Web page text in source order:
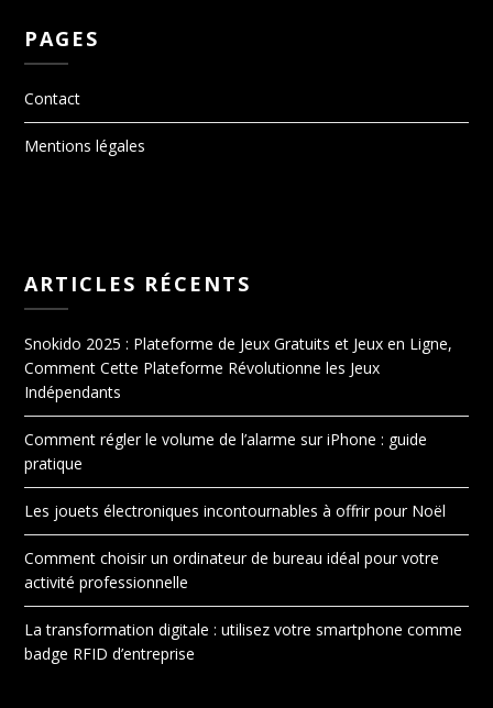
PAGES
Contact
Mentions légales
ARTICLES RÉCENTS
Snokido 2025 : Plateforme de Jeux Gratuits et Jeux en Ligne,
Comment Cette Plateforme Révolutionne les Jeux
Indépendants
Comment régler le volume de l’alarme sur iPhone : guide
pratique
Les jouets électroniques incontournables à offrir pour Noël
Comment choisir un ordinateur de bureau idéal pour votre
activité professionnelle
La transformation digitale : utilisez votre smartphone comme
badge RFID d’entreprise